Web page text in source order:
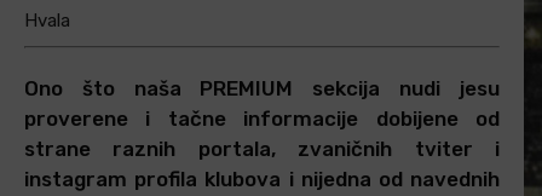
Hvala
Ono što naša PREMIUM sekcija nudi jesu
proverene i tačne informacije dobijene od
strane raznih portala, zvaničnih tviter i
instagram profila klubova i nijedna od navednih